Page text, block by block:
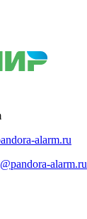
alarm.ru
alarm.ru